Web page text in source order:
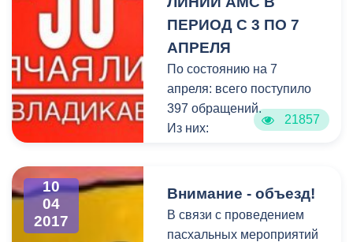
провести ряд встреч с
чтобы обозначить
позицию администрации в
отношении проводимых
санитарных мероприятий.
ПЕРИОД С 3 ПО 7
АПРЕЛЯ
По состоянию на 7
апреля: всего поступило
397 обращений.
Из них:
- снято с контроля –14
обращений.
21857
10
04
2017
Внимание - объезд!
В связи с проведением
пасхальных мероприятий